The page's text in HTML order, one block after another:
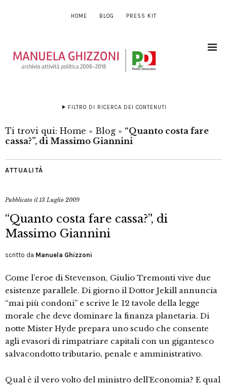
HOME BLOG PRESS KIT
FILTRO DI RICERCA DEI CONTENUTI
Ti trovi qui: Home » Blog » “Quanto costa fare
cassa?”, di Massimo Giannini
ATTUALITÀ
Pubblicato il13 Luglio 2009
“Quanto costa fare cassa?”, di
Massimo Giannini
scritto da Manuela Ghizzoni
Come l’eroe di Stevenson, Giulio Tremonti vive due
esistenze parallele. Di giorno il Dottor Jekill annuncia
“mai più condoni” e scrive le 12 tavole della legge
morale che deve dominare la finanza planetaria. Di
notte Mister Hyde prepara uno scudo che consente
agli evasori di rimpatriare capitali con un gigantesco
salvacondotto tributario, penale e amministrativo.
Qual è il vero volto del ministro dell’Economia? E qual